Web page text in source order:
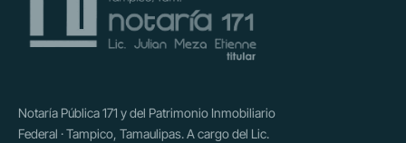
Notaría Pública 171 y del Patrimonio Inmobiliario
Federal · Tampico, Tamaulipas. A cargo del Lic.